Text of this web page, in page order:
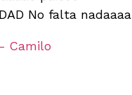
No falta nadaaaa
Camilo